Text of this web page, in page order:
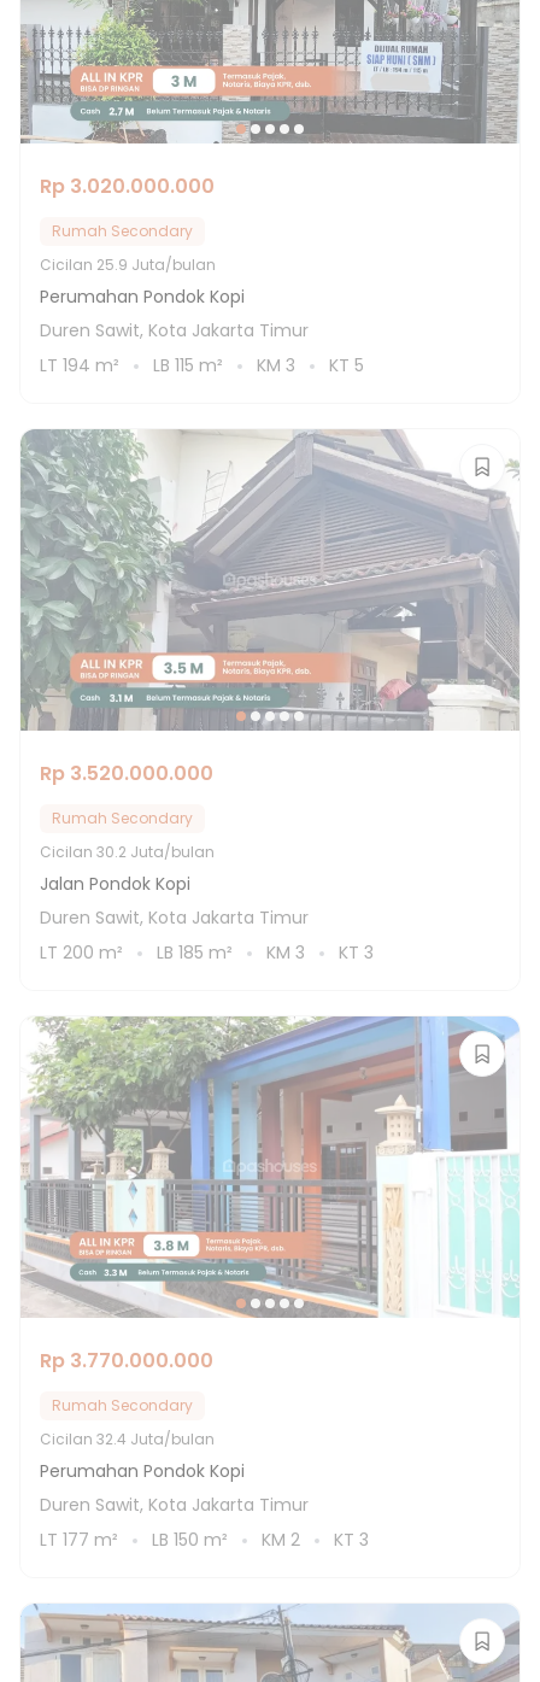
Rp 3.020.000.000
Rumah Secondary
Cicilan 25.9 Juta/bulan
Perumahan Pondok Kopi
Duren Sawit, Kota Jakarta Timur
LT 194 m² LB 115 m² KM 3 KT 5
Rp 3.520.000.000
Rumah Secondary
Cicilan 30.2 Juta/bulan
Jalan Pondok Kopi
Duren Sawit, Kota Jakarta Timur
LT 200 m² LB 185 m² KM 3 KT 3
Rp 3.770.000.000
Rumah Secondary
Cicilan 32.4 Juta/bulan
Perumahan Pondok Kopi
Duren Sawit, Kota Jakarta Timur
LT 177 m² LB 150 m² KM 2 KT 3